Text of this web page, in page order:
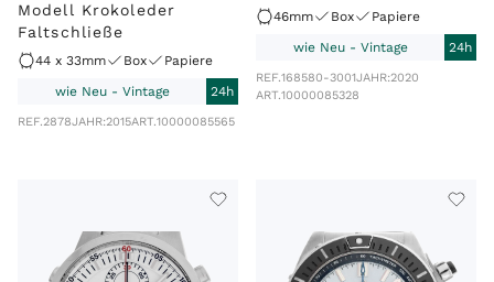
Modell Krokoleder
Faltschließe
44 x 33mm Box
Papiere
wie Neu - Vintage
24h
REF.2878JAHR:2015ART.10000085565
46mm Box
Papiere
wie Neu - Vintage
24h
REF.168580-3001JAHR:2020
ART.10000085328